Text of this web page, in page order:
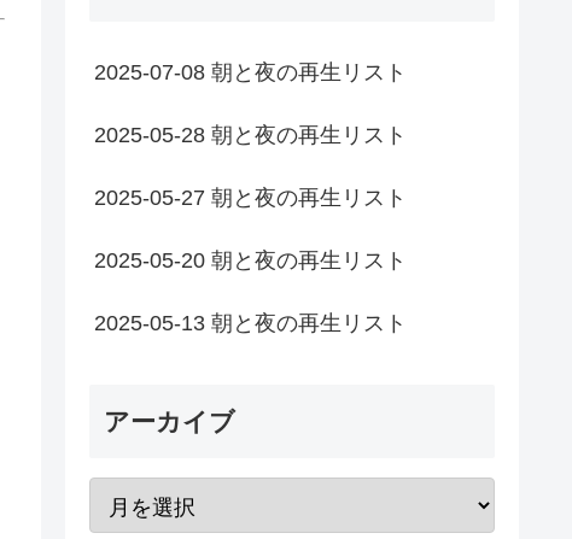
2025-07-08 朝と夜の再生リスト
2025-05-28 朝と夜の再生リスト
2025-05-27 朝と夜の再生リスト
2025-05-20 朝と夜の再生リスト
2025-05-13 朝と夜の再生リスト
アーカイブ